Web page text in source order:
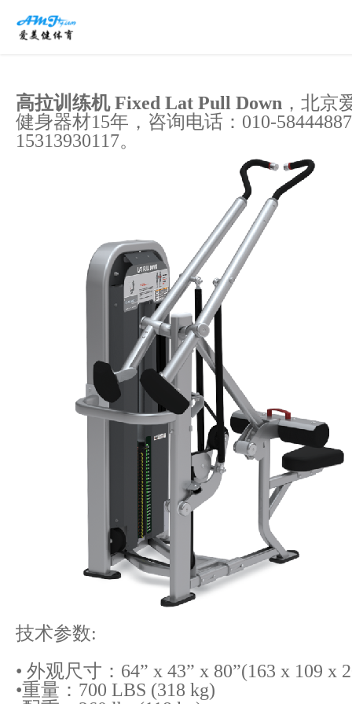
高拉训练机 Fixed Lat Pull Down ， 北京
健身器材15年，咨询电话：010-
15313930117。
技术参数:
• 外观尺寸：64” x 43” x 80”(163 x 109 x
•重量：700 LBS (318 kg)